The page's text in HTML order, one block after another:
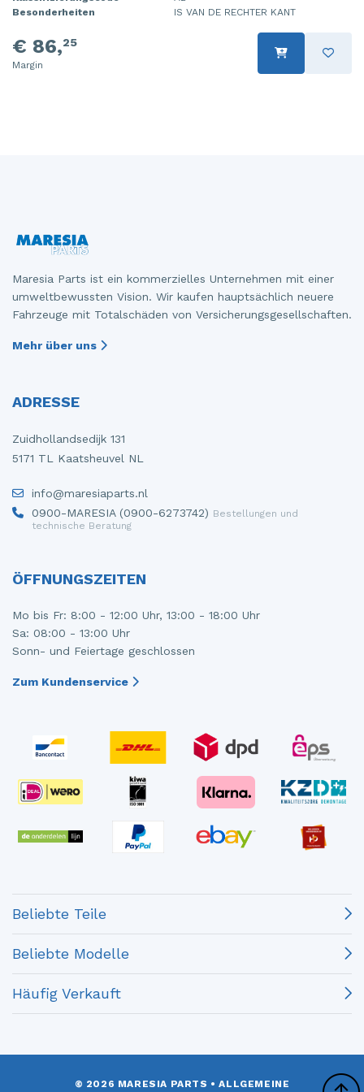
Besonderheiten
IS VAN DE RECHTER KANT
€ 86,25
Margin
Maresia Parts ist ein kommerzielles Unternehmen mit einer
umweltbewussten Vision. Wir kaufen hauptsächlich neuere
Fahrzeuge mit Totalschäden von Versicherungsgesellschaften.
Mehr über uns
ADRESSE
Zuidhollandsedijk 131
5171 TL Kaatsheuvel NL
info@maresiaparts.nl
0900-MARESIA (0900-6273742) Bestellungen und
technische Beratung
ÖFFNUNGSZEITEN
Mo bis Fr: 8:00 - 12:00 Uhr, 13:00 - 18:00 Uhr
Sa: 08:00 - 13:00 Uhr
Sonn- und Feiertage geschlossen
Zum Kundenservice
Beliebte Teile
Beliebte Modelle
Häufig Verkauft
© 2026 MARESIA PARTS •ALLGEMEINE
Steuergerät Motormanagement
Steuergerät Motormanagement
Zylinderkopf
Zündspule
Ölwanne
Tür 4-türig links hinten
Tür 4-türig links vorne